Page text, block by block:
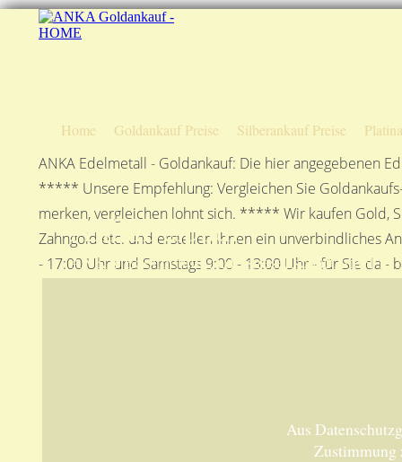
Home Goldankauf Preise Silberankauf Preise
ANKA Edelmetall - Goldankauf: Die hier angegebenen
***** Unsere Empfehlung: Vergleichen Sie
merken, vergleichen lohnt sich. ***** Wir kaufen Gold,
Zahngold etc. und erstellen Ihnen ein unverbindliches
- 17:00 Uhr und Samstags 9:00 - 13:00 Uhr - für Sie
Anfahrtsplan
ANKA Edelmetallhandelsgesellschaft mbH in
Aus
Zustimmung